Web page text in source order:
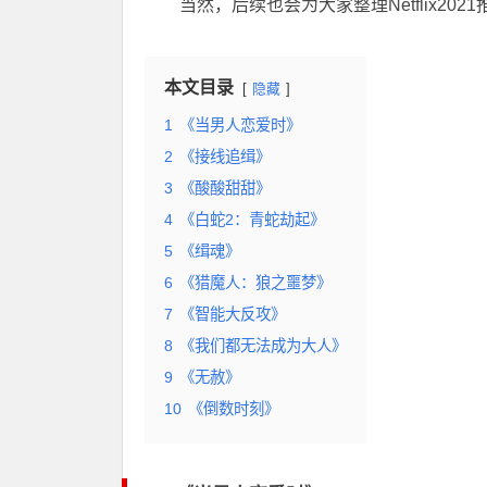
当然，后续也会为大家整理Netflix2021
本文目录 隐藏
1
《当男人恋爱时》
2
《接线追缉》
3
《酸酸甜甜》
4
《白蛇2：青蛇劫起》
5
《缉魂》
6
《猎魔人：狼之噩梦》
7
《智能大反攻》
8
《我们都无法成为大人》
9
《无赦》
10
《倒数时刻》